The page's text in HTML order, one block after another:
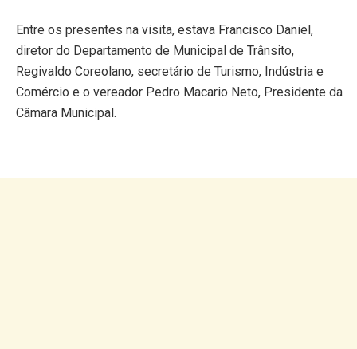
Entre os presentes na visita, estava Francisco Daniel,
diretor do Departamento de Municipal de Trânsito,
Regivaldo Coreolano, secretário de Turismo, Indústria e
Comércio e o vereador Pedro Macario Neto, Presidente da
Câmara Municipal.